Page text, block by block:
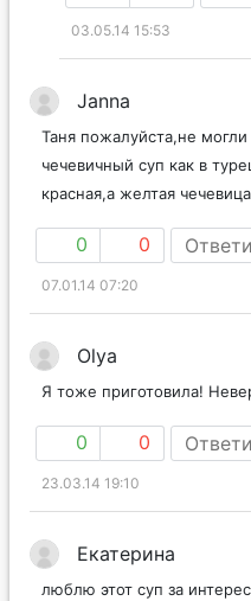
03.05.14 15:53
Janna
Таня пожалуйста,не
чечевичный суп как в
красная,а желтая
0 0
07.01.14 07:20
Olya
Я тоже приготовила!
0 0
23.03.14 19:10
Екатерина
люблю этот суп за